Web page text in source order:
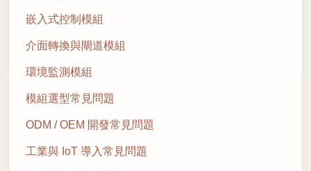
嵌入式控制模組
介面轉換與閘道模組
環境監測模組
模組選型常見問題
ODM / OEM 開發常見問題
工業與 IoT 導入常見問題